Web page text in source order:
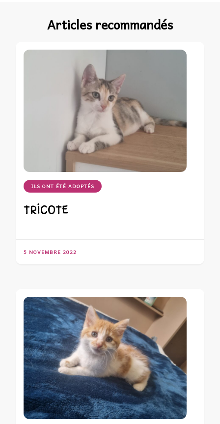
Articles recommandés
ILS ONT ÉTÉ ADOPTÉS
TRICOTE
5 NOVEMBRE 2022